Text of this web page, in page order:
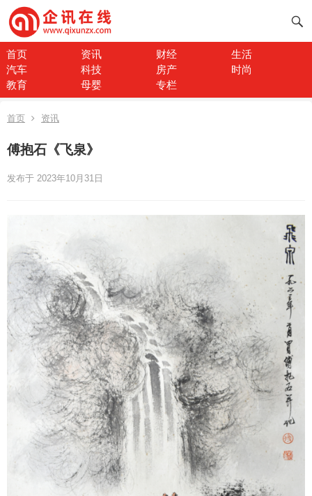
首页 资讯 财经
生活
汽车
科技 房产
时尚
教育
母婴 专栏
首页 资讯
傅抱石《飞泉》
发布于 2023年10月31日